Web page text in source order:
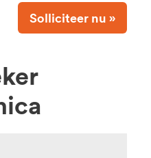
Solliciteer nu »